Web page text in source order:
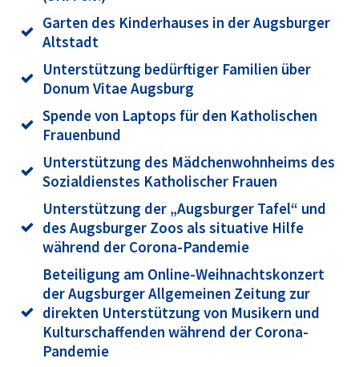
Garten des Kinderhauses in der Augsburger
Altstadt
Unterstützung bedürftiger Familien über
Donum Vitae Augsburg
Spende von Laptops für den Katholischen
Frauenbund
Unterstützung des Mädchenwohnheims des
Sozialdienstes Katholischer Frauen
Unterstützung der „Augsburger Tafel“ und
des Augsburger Zoos als situative Hilfe
während der Corona-Pandemie
Beteiligung am Online-Weihnachtskonzert
der Augsburger Allgemeinen Zeitung zur
direkten Unterstützung von Musikern und
Kulturschaffenden während der Corona-
Pandemie